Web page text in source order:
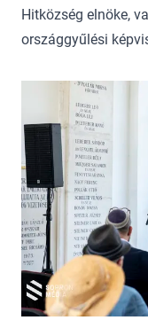
Hitközség elnöke,
országgyűlési